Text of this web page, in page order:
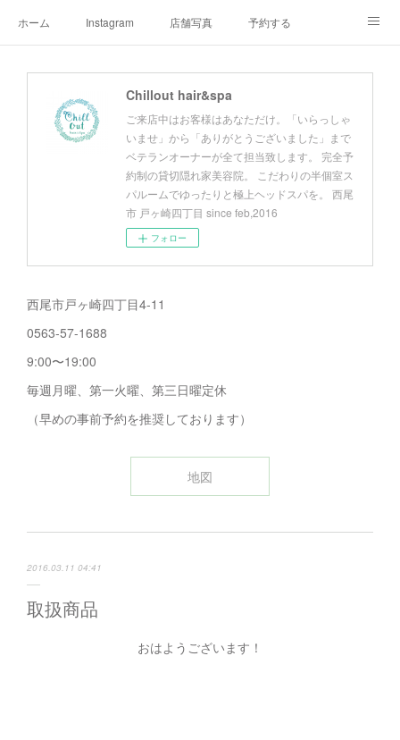
ホーム Instagram 店舗写真 予約する
チルアウトの極上ヘッドスパ
Chillout hair&spa
ご来店中はお客様はあなただけ。「いらっしゃ
いませ」から「ありがとうございました」まで
ベテランオーナーが全て担当致します。 完全予
約制の貸切隠れ家美容院。 こだわりの半個室ス
パルームでゆったりと極上ヘッドスパを。 西尾
市 戸ヶ崎四丁目 since feb,2016
フォロー
西尾市戸ヶ崎四丁目4-11
0563-57-1688
9:00〜19:00
毎週月曜、第一火曜、第三日曜定休
（早めの事前予約を推奨しております）
地図
2016.03.11 04:41
取扱商品
おはようございます！